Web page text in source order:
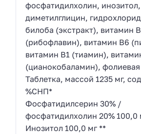
фосфатидилхолин, инозитол,
диметилглицин,
билоба (экстракт), витамин
(рибофлавин), витамин В6
витамин B1 (тиамин),
(цианокобаламин), фолиевая
Таблетка, массой 1235 мг,
%СНП*
Фосфатидилсерин 30% /
фосфатидилхолин 20% 100,0
Инозитол 100,0 мг **